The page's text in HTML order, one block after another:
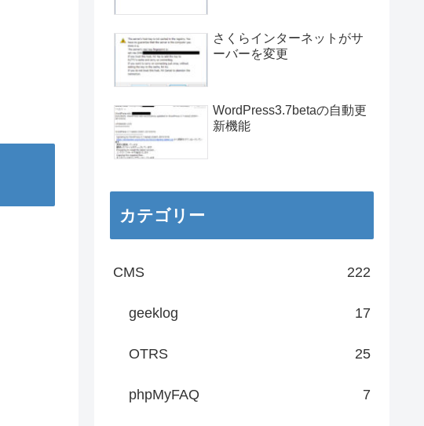
さくらインターネットがサ
ーバーを変更
WordPress3.7betaの自動更
新機能
カテゴリー
CMS 222
geeklog 17
OTRS 25
phpMyFAQ 7